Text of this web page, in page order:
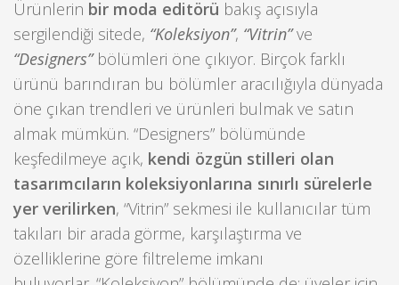
Ürünlerin bir moda editörü bakış açısıyla
sergilendiği sitede, “Koleksiyon”, “Vitrin”ve
“Designers”bölümleri öne çıkıyor. Birçok farklı
ürünü barındıran bu bölümler aracılığıyla dünyada
öne çıkan trendleri ve ürünleri bulmak ve satın
almak mümkün. “Designers” bölümünde
keşfedilmeye açık, kendi özgün stilleri olan
tasarımcıların koleksiyonlarına sınırlı sürelerle
yer verilirken, “Vitrin” sekmesi ile kullanıcılar tüm
takıları bir arada görme, karşılaştırma ve
özelliklerine göre filtreleme imkanı